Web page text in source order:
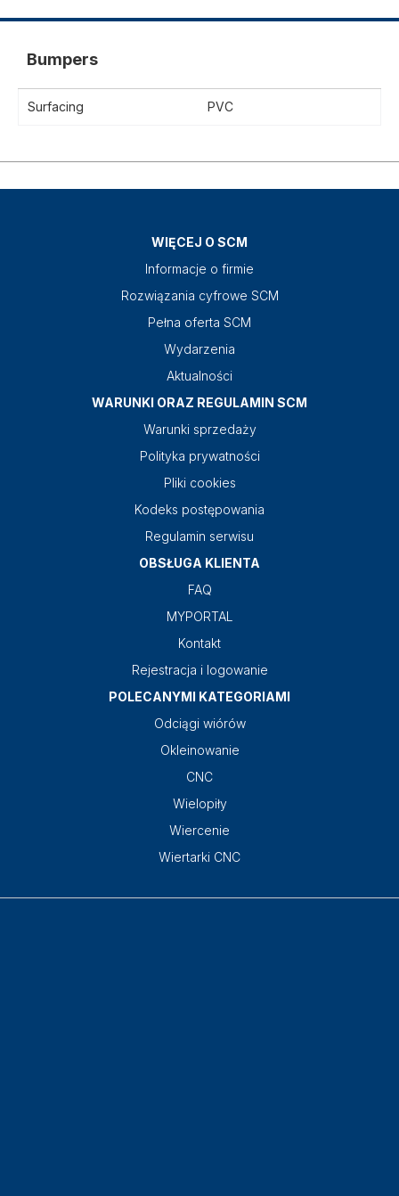
Bumpers
Surfacing PVC
WIĘCEJ O SCM
Informacje o firmie
Rozwiązania cyfrowe SCM
Pełna oferta SCM
Wydarzenia
Aktualności
WARUNKI ORAZ REGULAMIN SCM
Warunki sprzedaży
Polityka prywatności
Pliki cookies
Kodeks postępowania
Regulamin serwisu
OBSŁUGA KLIENTA
FAQ
MYPORTAL
Kontakt
Rejestracja i logowanie
POLECANYMI KATEGORIAMI
Odciągi wiórów
Okleinowanie
CNC
Wielopiły
Wiercenie
Wiertarki CNC